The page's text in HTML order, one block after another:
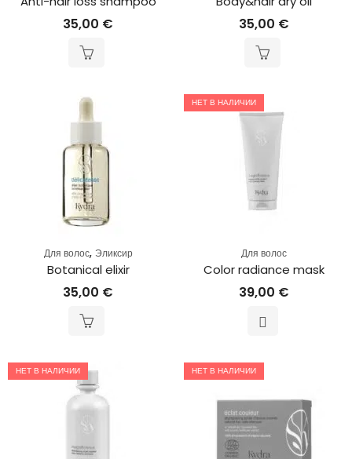
35,00 € 35,00 €
Для волос, Эликсир
Botanical elixir
35,00 €
НЕТ В НАЛИЧИИ
Для волос
Color radiance mask
39,00 €
НЕТ В НАЛИЧИИ НЕТ В НАЛИЧИИ